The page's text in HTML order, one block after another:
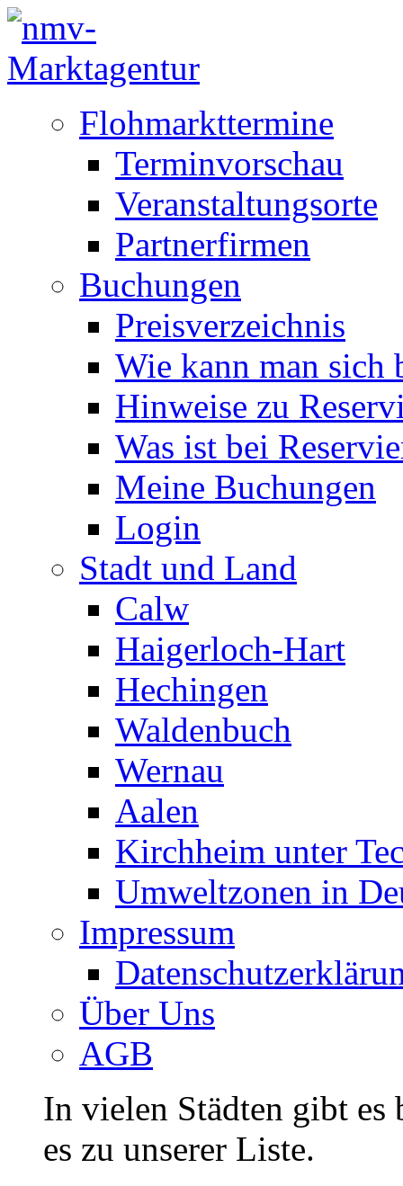
Flohmarkttermine
Terminvorschau
Veranstaltungsorte
Partnerfirmen
Buchungen
Preisverzeichnis
Wie kann man sich
Hinweise zu
Was ist bei
Meine Buchungen
Login
Stadt und Land
Calw
Haigerloch-Hart
Hechingen
Waldenbuch
Wernau
Aalen
Kirchheim unter
Umweltzonen in
Impressum
Über Uns
AGB
In vielen Städten gibt es
es zu unserer Liste.